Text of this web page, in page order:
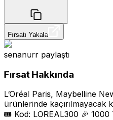
Fırsatı Yakala
senanurr paylaştı
Fırsat Hakkında
L’Oréal Paris, Maybelline
ürünlerinde kaçırılmayacak
🎟️ Kod: LOREAL300 🎉 1000